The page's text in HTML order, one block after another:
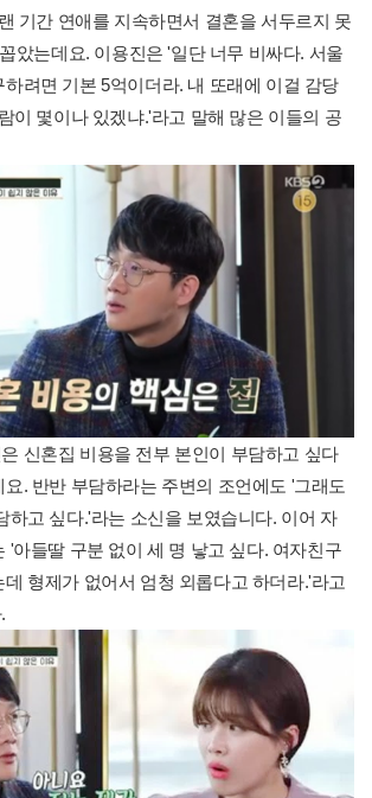
기간 연애를 지속하면서 결혼을 서두르지 못
았는데요. 이용진은 '일단 너무 비싸다. 서울
려면 기본 5억이더라. 내 또래에 이걸 감당
이 몇이나 있겠냐.'라고 말해 많은 이들의 공
신혼집 비용을 전부 본인이 부담하고 싶다
. 반반 부담하라는 주변의 조언에도 '그래도
하고 싶다.'라는 소신을 보였습니다. 이어 자
'아들딸 구분 없이 세 명 낳고 싶다. 여자친구
형제가 없어서 엄청 외롭다고 하더라.'라고